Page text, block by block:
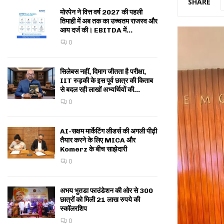
मोरपेन ने वित्त वर्ष 2027 की पहली
तिमाही में अब तक का उच्चतम राजस्व और
आय दर्ज की। EBITDA में...
0
सिलेबस नहीं, दिमाग जीतता है परीक्षा,
IIT रुड़की के इस पूर्व छात्र की किताब
से बदल रही लाखों अभ्यर्थियों की...
0
AI-सक्षम मार्केटिंग लीडर्स की अगली पीढ़ी
तैयार करने के लिए MICA और
Komerz के बीच साझेदारी
0
अभय भुतडा फाउंडेशन की ओर से 300
छात्रों को मिली 21 लाख रुपये की
स्कॉलरशिप
0